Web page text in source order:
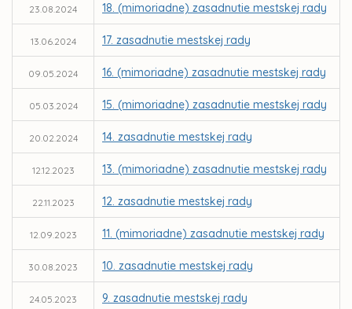
23.08.2024 18. (mimoriadne) zasadnutie mestskej rady
13.06.2024 17. zasadnutie mestskej rady
09.05.2024 16. (mimoriadne) zasadnutie mestskej rady
05.03.2024 15. (mimoriadne) zasadnutie mestskej rady
20.02.2024 14. zasadnutie mestskej rady
12.12.2023 13. (mimoriadne) zasadnutie mestskej rady
22.11.2023 12. zasadnutie mestskej rady
12.09.2023 11. (mimoriadne) zasadnutie mestskej rady
30.08.2023 10. zasadnutie mestskej rady
24.05.2023 9. zasadnutie mestskej rady